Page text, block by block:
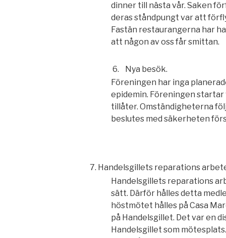
dinner till nästa vår. Saken
deras ståndpungt var att
Fastän restaurangerna har
att någon av oss får smittan.
6.
Nya besök.
Föreningen har inga
epidemin. Föreningen
tillåter. Omständigheterna
beslutes med säkerheten
7. Handelsgillets reparations
Handelsgillets reparations
sätt. Därför hålles detta
höstmötet hålles på Casa
på Handelsgillet. Det var en
Handelsgillet som